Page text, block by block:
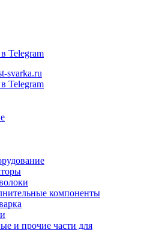
Telegram
svarka.ru
Telegram
компоненты
и прочие части для